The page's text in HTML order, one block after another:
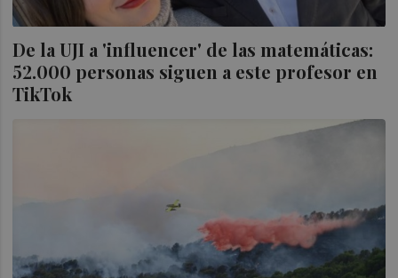
De la UJI a 'influencer' de las matemáticas:
52.000 personas siguen a este profesor en
TikTok